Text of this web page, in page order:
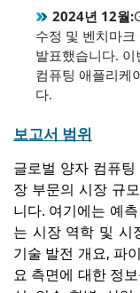
2024년 12월:
수정 및 벤치마
발표했습니다.
컴퓨팅 애플리케
다.
보고서 범위
글로벌 양자 컴퓨
장 부문의 시장 규
니다. 여기에는 예
는 시장 역학 및 시
기술 발전 개요, 파
요 측면에 대한 정